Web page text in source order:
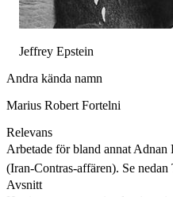
Jeffrey Epstein
Andra kända namn
Marius Robert Fortelni
Relevans
Arbetade för bland annat
(Iran-Contras-affären). Se nedan
Avsnitt